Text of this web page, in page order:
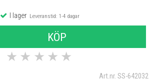
I lagerLeveranstid: 1-4 dagar
KÖP
★ ★ ★ ★ ★
Art.nr. SS-642032